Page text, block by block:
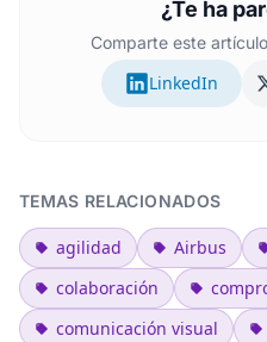
¿Te ha
Comparte este
LinkedIn
TEMAS RELACIONADOS
agilidad Airbus
colaboración
comunicación visual